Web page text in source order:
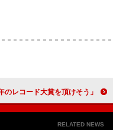
ち節全開に会場大爆笑 「今年のレコード大賞を頂けそう」
RELATED NEWS